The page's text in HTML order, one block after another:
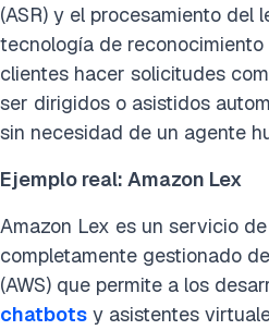
(ASR) y el procesamiento del
tecnología de
clientes hacer solicitudes
ser dirigidos o asistidos
sin necesidad de un agente
Ejemplo real: Amazon Lex
Amazon Lex es un servicio
completamente gestionado
(AWS) que permite a los
chatbots y asistentes